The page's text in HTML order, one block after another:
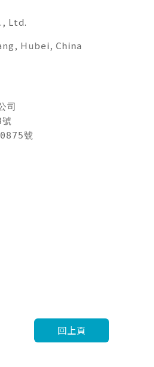
Ltd.
Hubei, China
司
號
回上頁